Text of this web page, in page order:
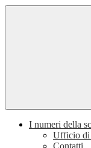
I numeri della
Ufficio di